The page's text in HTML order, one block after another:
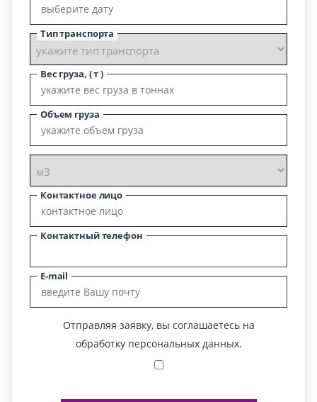
Тип транспорта
Вес груза, ( т )
Объем груза
Контактное лицо
Контактный телефон
E-mail
Отправляя заявку, вы соглашаетесь на
обработку персональных данных.